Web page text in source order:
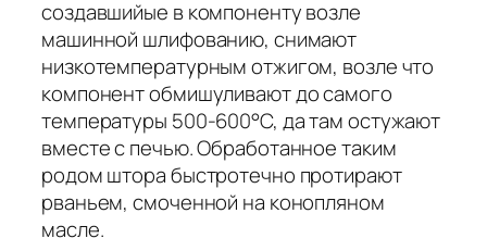
создавшийые в компоненту возле
машинной шлифованию, снимают
низкотемпературным отжигом, возле что
компонент обмишуливают до самого
температуры 500-600°С, да там остужают
вместе с печью. Обработанное таким
родом штора быстротечно протирают
рваньем, смоченной на конопляном
масле.